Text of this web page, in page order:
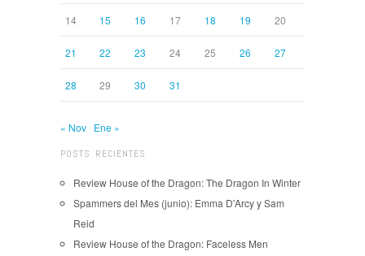
14 15 16 17 18 19 20
21 22 23 24 25 26 27
28 29 30 31
« Nov Ene »
POSTS RECIENTES
Review House of the Dragon: The Dragon In Winter
Spammers del Mes (junio): Emma D’Arcy y Sam
Reid
Review House of the Dragon: Faceless Men